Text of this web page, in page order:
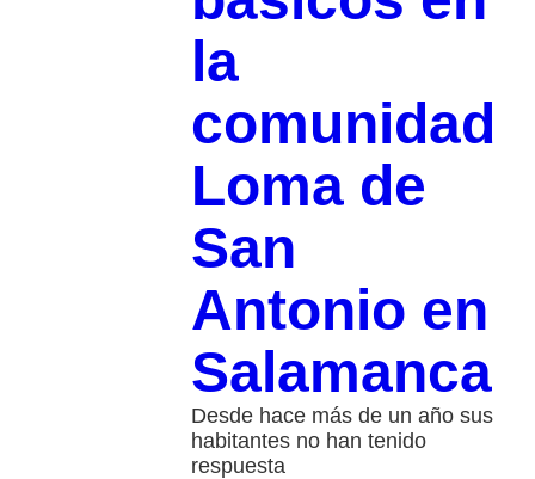
la
comunidad
Loma de
San
Antonio en
Salamanca
Desde hace más de un año sus
habitantes no han tenido
respuesta